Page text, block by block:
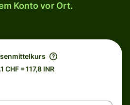
Konto vor Ort.
CHF = 117,8 INR